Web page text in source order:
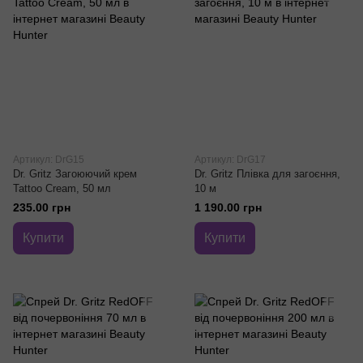
Артикул: DrG15
Dr. Gritz Загоюючий крем
Tattoo Cream, 50 мл
235.00 грн
Купити
Артикул: DrG17
Dr. Gritz Плівка для загоєння,
10 м
1 190.00 грн
Купити